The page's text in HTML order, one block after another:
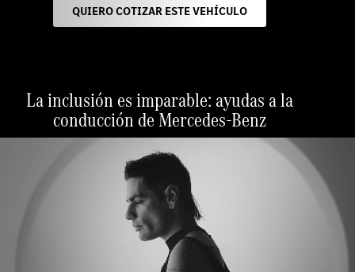
QUIERO COTIZAR ESTE VEHÍCULO
La inclusión es imparable: ayudas a la
conducción de Mercedes-Benz